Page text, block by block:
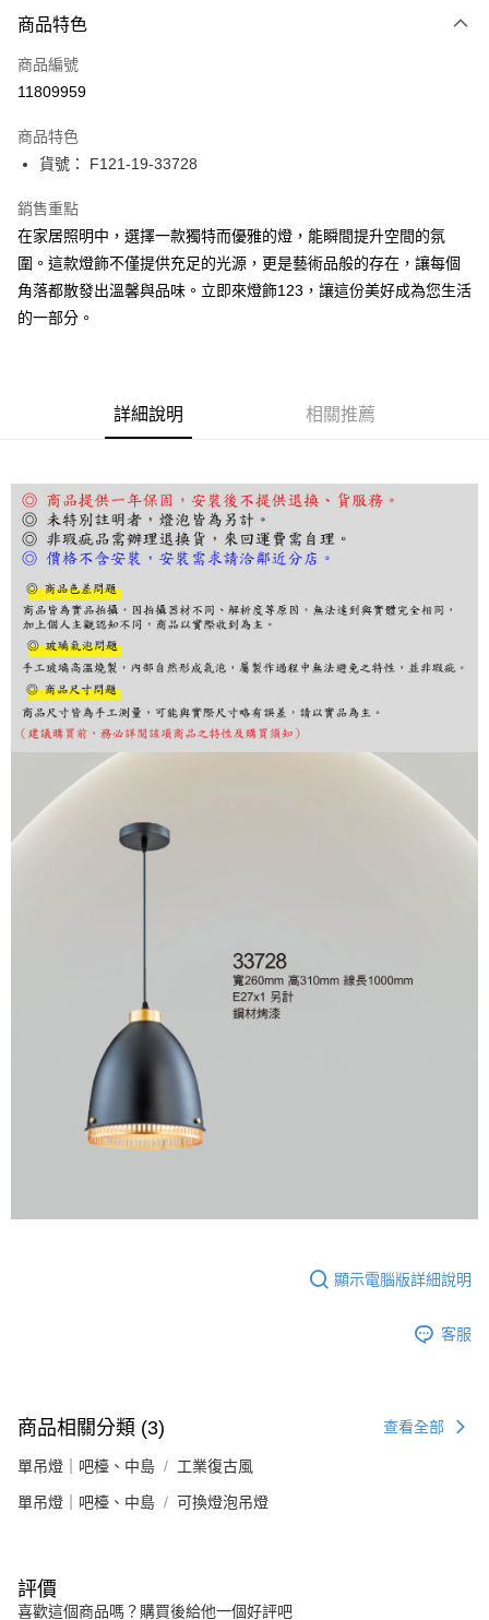
信用卡一次付款
LINE Pay
街口支付
悠遊付
Google Pay
全盈+PAY
AFTEE先享後付
【「AFTEE先享後付」結帳流程】
１．於結帳方式選擇「AFTEE先享後付」後，將跳轉至「AFTEE先享後付」
結帳頁面，進行簡訊認證並確認金額後，即可完成結帳。
２．訂單成立數日內，您將收到繳費通知簡訊。
３．收到繳費通知簡訊後14天內，點擊此簡訊中的連結，可透過四大超商／
ATM／網路銀行／等多元方式進行付款，方視為交易完成。
※ 請注意：結帳手續完成當下不需立刻繳費，但若您需要取消訂單，請聯絡
購買商品的店家。未經商家同意取消之訂單仍視為有效，需透過AFTEE先享
後付繳納相關費用。
※ 交易是否成功請以「AFTEE先享後付 」之結帳頁面顯示為準，若有關於
是否繳費成功／繳費後需取消欲退款等相關疑問，請聯繫「AFTEE先享後付
客戶支援中心」
https://netprotections.freshdesk.com/support/home
【注意事項】
１．透過由恩沛科技股份有限公司提供之「AFTEE先享後付」服務完成之交
易，需依本服務之必要範圍內提供個人資料，並將交易相關給付款項請求債
權轉讓予恩沛科技股份有限公司。
２．關於個人資料處理事宜，請瀏覽以下網址：
時審查核予不同之上限額度；若仍有額度不足之情形，本公司將視審查結果
５．嚴禁一人註冊多個帳號或使用他人資訊註冊。若發現惡意使用之情形，
恩沛科技股份有限公司將有權停止該用戶之使用額度並採取法律行動。
每筆NT$180，滿NT$5,000(含以上)免運費
商品特色
商品編號
11809959
商品特色
貨號： F121-19-33728
銷售重點
在家居照明中，選擇一款獨特而優雅的燈，能瞬間提升空間的氛
圍。這款燈飾不僅提供充足的光源，更是藝術品般的存在，讓每個
角落都散發出溫馨與品味。立即來燈飾123，讓這份美好成為您生活
的一部分。
詳細說明 相關推薦
顯示電腦版詳細說明
客服
商品相關分類 (3) 查看全部
單吊燈｜吧檯、中島 工業復古風
單吊燈｜吧檯、中島 可換燈泡吊燈
評價
喜歡這個商品嗎？購買後給他一個好評吧